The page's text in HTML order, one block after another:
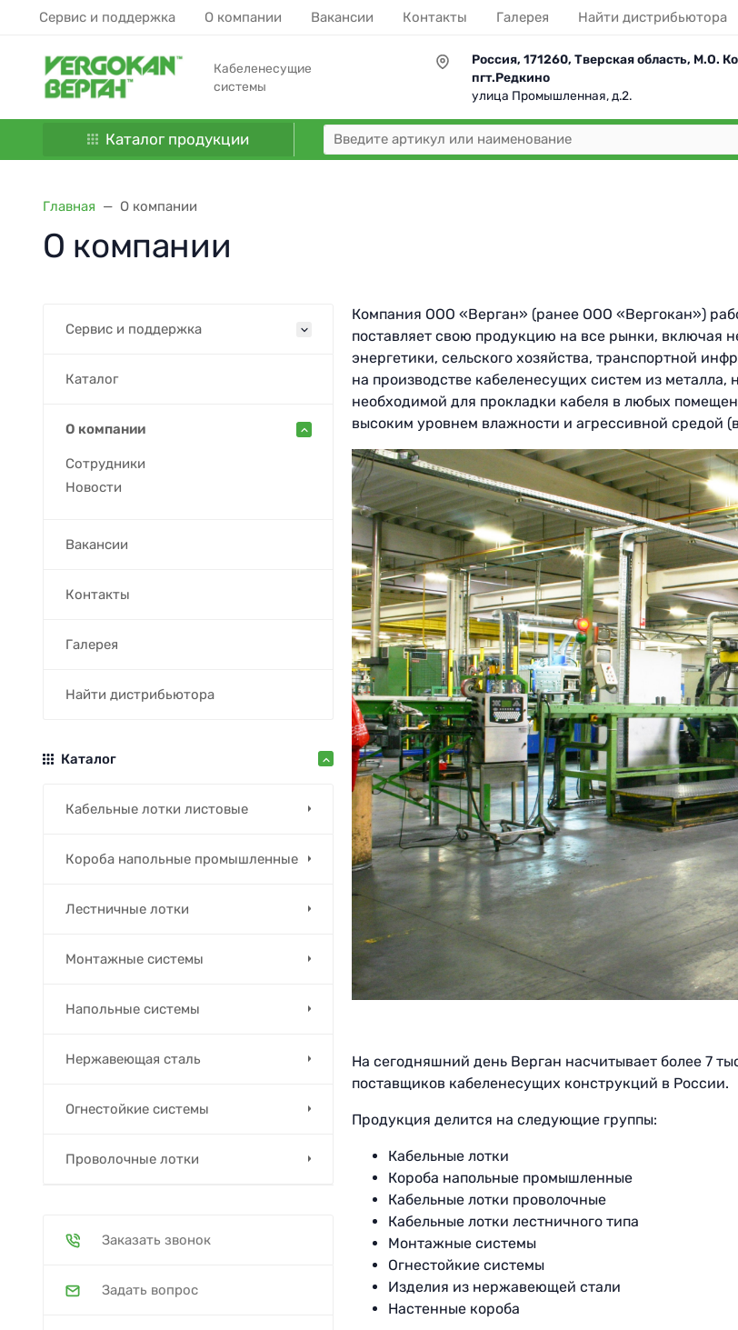
Сервис и поддержка О компании Вакансии Контакты Галерея Найти дистрибьютора
Кабеленесущие
системы
Россия, 171260, Тверская область, М.О.
пгт.Редкино
улица Промышленная, д.2.
Каталог продукции
Главная О компании
О компании
Сервис и поддержка
Каталог
О компании
Сотрудники
Новости
Вакансии
Контакты
Галерея
Найти дистрибьютора
Каталог
Кабельные лотки листовые
Короба напольные промышленные
Лестничные лотки
Монтажные системы
Напольные системы
Нержавеющая сталь
Огнестойкие системы
Проволочные лотки
Заказать звонок
Задать вопрос
Компания ООО «Верган» (ранее ООО «Вергокан»)
поставляет свою продукцию на все рынки, включая
энергетики, сельского хозяйства, транспортной
на производстве кабеленесущих систем из
необходимой для прокладки кабеля в любых
высоким уровнем влажности и агрессивной средой
На сегодняшний день Верган насчитывает более 7
поставщиков кабеленесущих конструкций в России.
Продукция делится на следующие группы:
Кабельные лотки
Короба напольные промышленные
Кабельные лотки проволочные
Кабельные лотки лестничного типа
Монтажные системы
Огнестойкие системы
Изделия из нержавеющей стали
Настенные короба